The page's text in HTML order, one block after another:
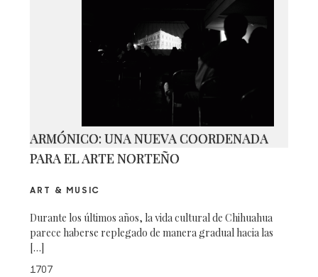
ARMÓNICO: UNA NUEVA COORDENADA
PARA EL ARTE NORTEÑO
ART & MUSIC
Durante los últimos años, la vida cultural de Chihuahua
parece haberse replegado de manera gradual hacia las
[…]
1707